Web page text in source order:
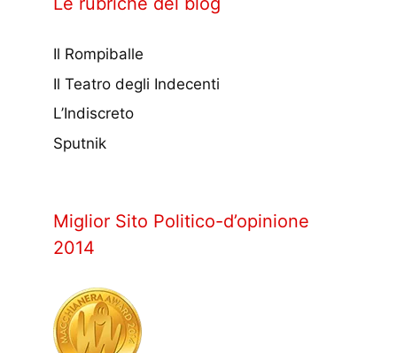
Il Rompiballe
Il Teatro degli Indecenti
L’Indiscreto
Sputnik
Miglior Sito Politico-d’opinione
2014